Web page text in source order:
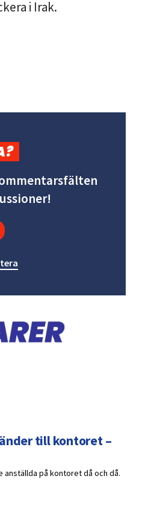
i Irak.
till kontoret –
anställda på kontoret då och då.